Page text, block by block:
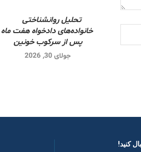
تحلیل روانشناختی
خانواده‌های دادخواه هفت ماه
پس از سرکوب خونین
جولای 30, 2026
کنید!